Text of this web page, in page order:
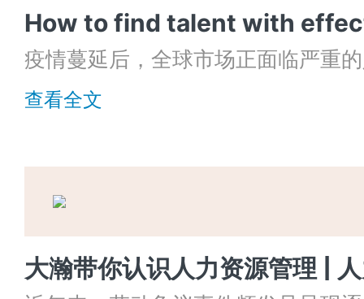
疫情蔓延后，全球市场正面临严重
了制定有效的人才获取策略，帮助
查看全文